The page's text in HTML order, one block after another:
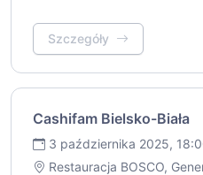
Szczegóły
Cashifam Bielsko-Biała
3 października 2025,
Restauracja BOSCO,